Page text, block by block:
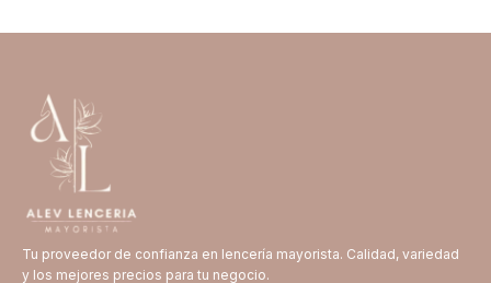
Tu proveedor de confianza en lencería mayorista. Calidad, variedad
y los mejores precios para tu negocio.